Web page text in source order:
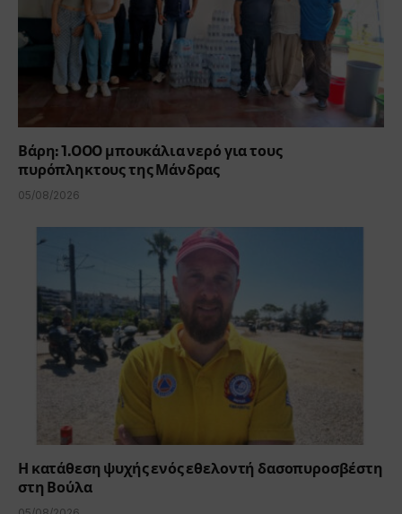
Βάρη: 1.000 μπουκάλια νερό για τους
πυρόπληκτους της Μάνδρας
05/08/2026
Η κατάθεση ψυχής ενός εθελοντή δασοπυροσβέστη
στη Βούλα